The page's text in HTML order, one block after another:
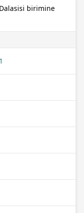
birimine